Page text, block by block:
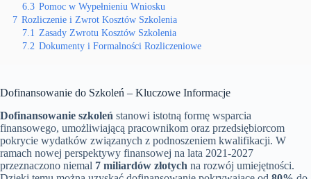
6.3 Pomoc w Wypełnieniu Wniosku
7 Rozliczenie i Zwrot Kosztów Szkolenia
7.1 Zasady Zwrotu Kosztów Szkolenia
7.2 Dokumenty i Formalności Rozliczeniowe
Dofinansowanie do Szkoleń – Kluczowe Informacje
Dofinansowanie szkoleń stanowi istotną formę wsparcia
finansowego, umożliwiającą pracownikom oraz przedsiębiorcom
pokrycie wydatków związanych z podnoszeniem kwalifikacji. W
ramach nowej perspektywy finansowej na lata 2021-2027
przeznaczono niemal 7 miliardów złotych na rozwój umiejętności.